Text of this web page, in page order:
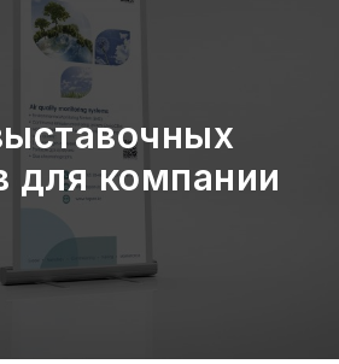
для компании